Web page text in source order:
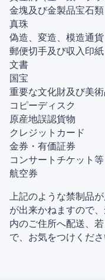
金塊及び金製品宝石
真珠
偽造、変造、模造通貨
郵便切手及び収入印紙
文書
国宝
重要な文化財及び美
コピーディスク
原産地誤認貨物
クレジットカード
金券・有価証券
コンサートチケット等
航空券
上記のような禁制品
が出来かねますので
内のご住所へ配送、
で、お気をつけくださ